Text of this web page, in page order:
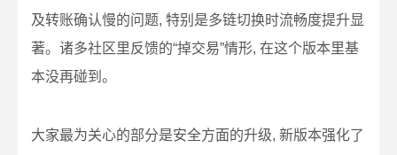
及转账确认慢的问题, 特别是多链切换时流畅度提升显
著。诸多社区里反馈的“掉交易”情形, 在这个版本里基
本没再碰到。
大家最为关心的部分是安全方面的升级, 新版本强化了